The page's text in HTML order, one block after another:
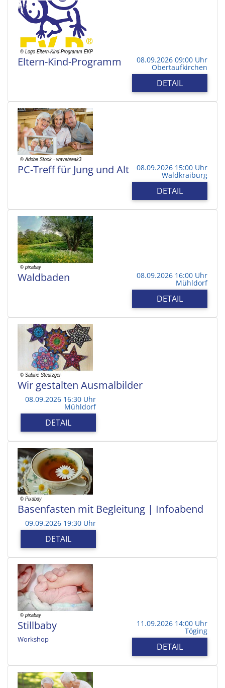
Eltern-Kind-Programm 08.09.2026 09:00 Uhr
Obertaufkirchen
DETAIL
PC-Treff für Jung und Alt 08.09.2026 15:00 Uhr
Waldkraiburg
DETAIL
Waldbaden 08.09.2026 16:00 Uhr
Mühldorf
DETAIL
Wir gestalten Ausmalbilder
08.09.2026 16:30 Uhr
Mühldorf
DETAIL
Basenfasten mit Begleitung | Infoabend
09.09.2026 19:30 Uhr
DETAIL
Stillbaby
Workshop
11.09.2026 14:00 Uhr
Töging
DETAIL